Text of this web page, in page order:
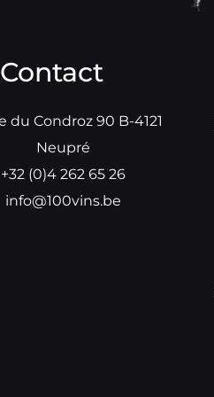
Contact
du Condroz 90 B-4121
Neupré
+32 (0)4 262 65 26
info@100vins.be